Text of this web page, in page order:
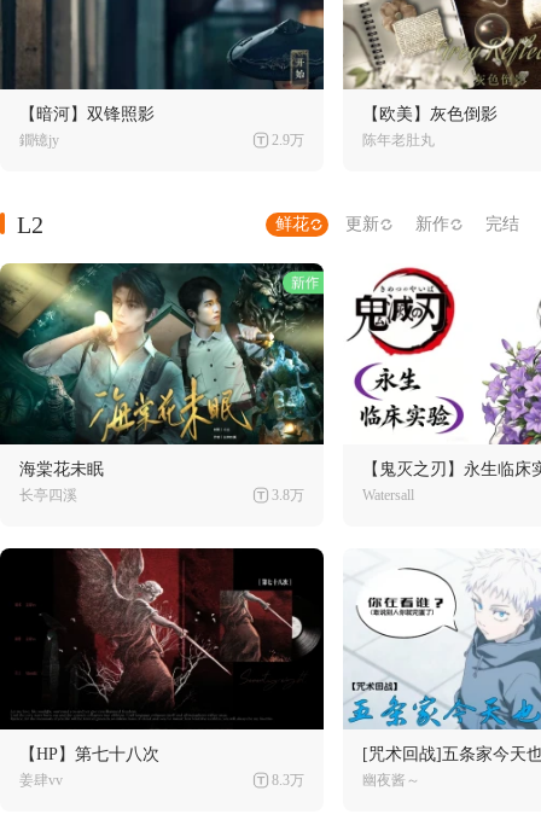
【暗河】双锋照影
鐗镱jy 2.9万
【欧美】灰色倒影
陈年老肚丸
L2 鲜花 更新 新作 完结
海棠花未眠
长亭四溪 3.8万
【鬼灭之刃】永生临床
Watersall
【HP】第七十八次
姜肆vv 8.3万
[咒术回战]五条家今天
幽夜酱～